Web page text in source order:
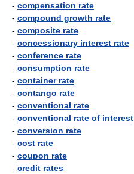
- compensation rate
- compound growth rate
- composite rate
- concessionary interest rate
- conference rate
- consumption rate
- container rate
- contango rate
- conventional rate
- conventional rate of interest
- conversion rate
- cost rate
- coupon rate
- credit rates